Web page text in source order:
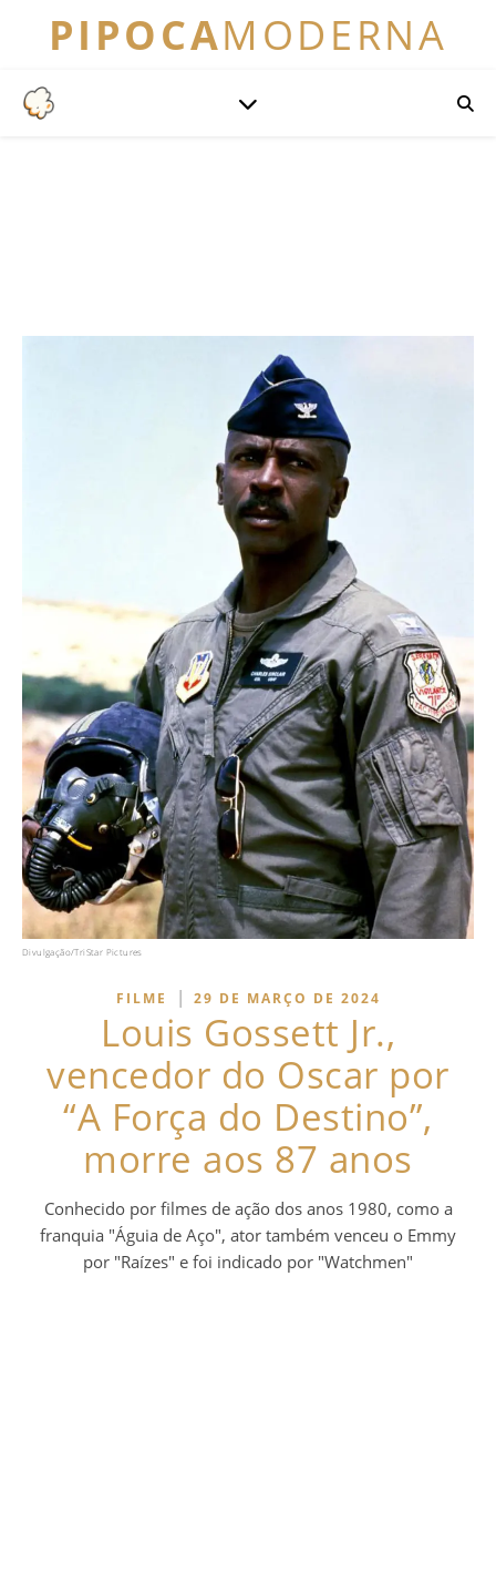
PIPOCAMODERNA
Divulgação/TriStar Pictures
FILME | 29 DE MARÇO DE 2024
Louis Gossett Jr.,
vencedor do Oscar por
“A Força do Destino”,
morre aos 87 anos
Conhecido por filmes de ação dos anos 1980, como a
franquia "Águia de Aço", ator também venceu o Emmy
por "Raízes" e foi indicado por "Watchmen"